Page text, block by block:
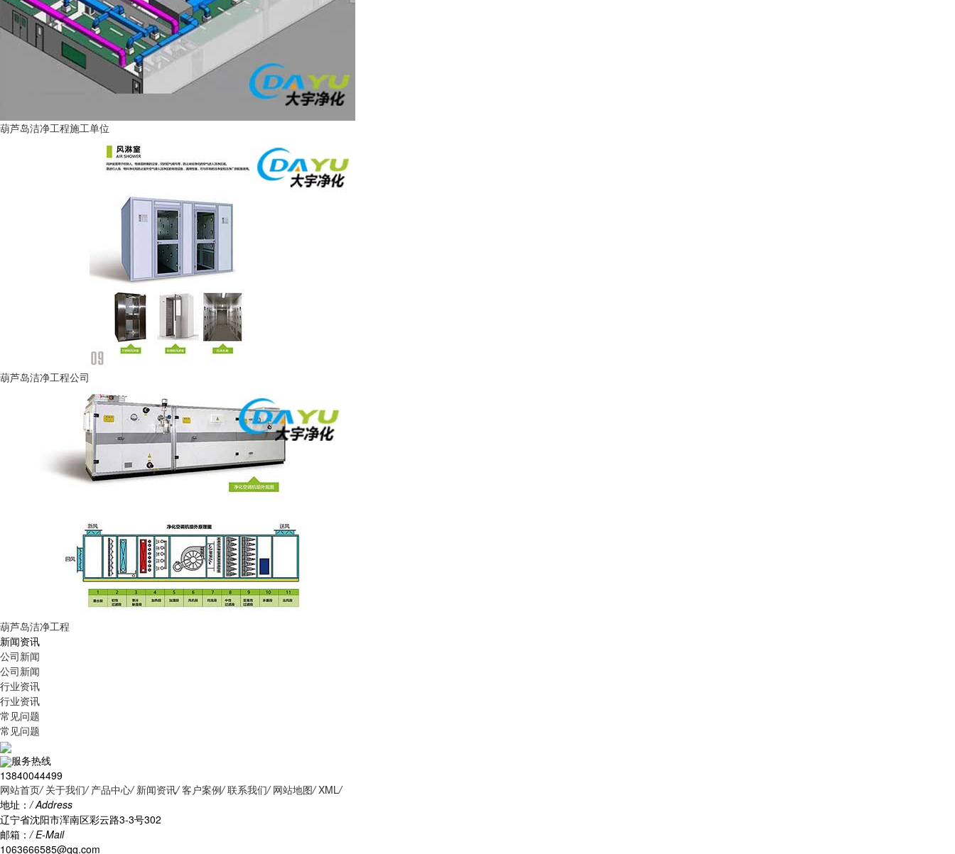
葫芦岛洁净工程施工单位
葫芦岛洁净工程公司
葫芦岛洁净工程
新闻资讯
公司新闻
公司新闻
行业资讯
行业资讯
常见问题
常见问题
服务热线
13840044499
网站首页/ 关于我们/ 产品中心/ 新闻资讯/ 客户案例/ 联系我们/ 网站地图/ XML/
地址：/ Address
辽宁省沈阳市浑南区彩云路3-3号302
邮箱：/ E-Mail
1063666585@qq.com